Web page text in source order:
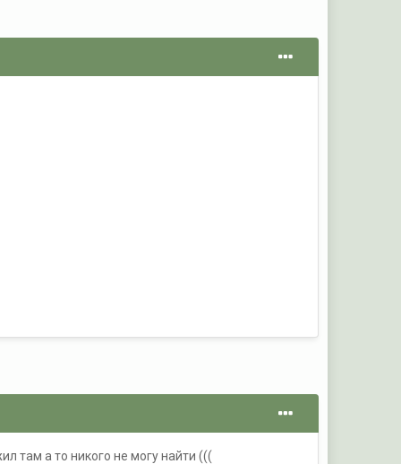
там а то никого не могу найти (((